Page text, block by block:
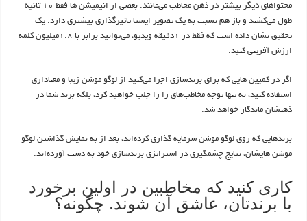
محتواهای دیگر بیشتر در ذهن مخاطب می‌مانند. بعضی از انیمیشن ها فقط ۱۰ ثانیه
طول می‌کشند و باز هم نسبت به یک تصویر ایستا تاثیرگذاری بیشتری دارد. یک
تحقیق نشان داده‌ است که فقط در ۱دقیقه ویدیو، می‌توانید برابر با ۱.۸میلیون کلمه
ارزش آفرینی کنید.
اگر در کمپین هایی که برای برندسازی اجرا می‌کنید از لوگو موشن زیبا و معناداری
استفاده کنید، نه تنها توجه مخاطب‌های را را جلب خواهید کرد، بلکه برند شما در
ذهنشان ماندگار خواهد شد.
برندهایی که روی لوگو موشن سرمایه‌ گذاری کرده‌اند، بعد از به نمایش گذاشتن لوگو
موشن هایشان، نتایج چشمگیری در استراتژی برندسازی خود به دست آورده‌اند.
کاری کنید که مخاطبین در اولین برخورد
با برندتان، عاشق آن شوند. چگونه؟